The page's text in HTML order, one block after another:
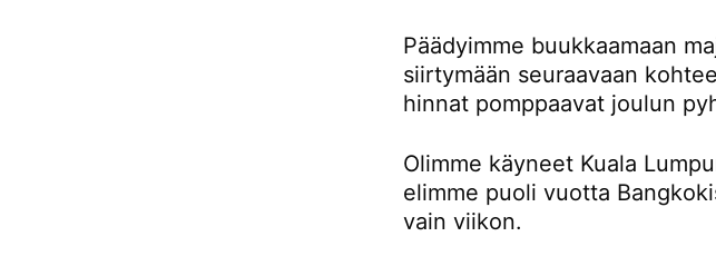
Päädyimme buukkaamaan
siirtymään seuraavaan
hinnat pomppaavat joulun
Olimme käyneet Kuala
elimme puoli vuotta
vain viikon.